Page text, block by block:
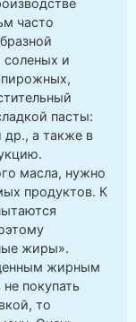
часто
соленых и
пирожных,
пасты:
а также в
масла, нужно
продуктов. К
жиры».
жирным
покупать
то